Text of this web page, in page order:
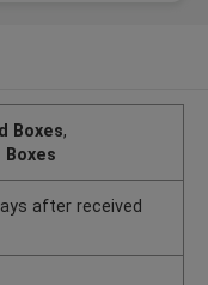
Boxes,
Boxes
after received